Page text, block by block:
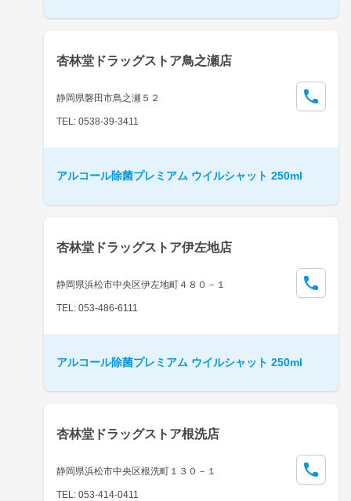
杏林堂ドラッグストア鳥之瀬店
静岡県磐田市鳥之瀬５２
TEL: 0538-39-3411
アルコール除菌プレミアム ウイルシャット 250ml
杏林堂ドラッグストア伊左地店
静岡県浜松市中央区伊左地町４８０－１
TEL: 053-486-6111
アルコール除菌プレミアム ウイルシャット 250ml
杏林堂ドラッグストア根洗店
静岡県浜松市中央区根洗町１３０－１
TEL: 053-414-0411